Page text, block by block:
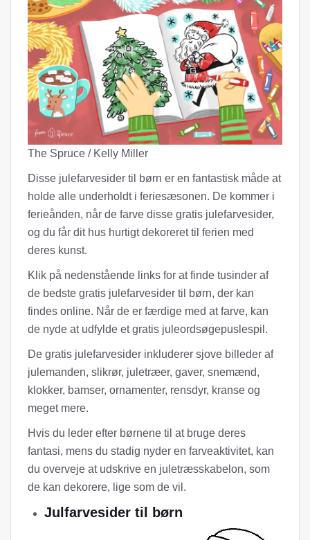
The Spruce / Kelly Miller
Disse julefarvesider til børn er en fantastisk måde at
holde alle underholdt i feriesæsonen. De kommer i
ferieånden, når de farve disse gratis julefarvesider,
og du får dit hus hurtigt dekoreret til ferien med
deres kunst.
Klik på nedenstående links for at finde tusinder af
de bedste gratis julefarvesider til børn, der kan
findes online. Når de er færdige med at farve, kan
de nyde at udfylde et gratis juleordsøgepuslespil.
De gratis julefarvesider inkluderer sjove billeder af
julemanden, slikrør, juletræer, gaver, snemænd,
klokker, bamser, ornamenter, rensdyr, kranse og
meget mere.
Hvis du leder efter børnene til at bruge deres
fantasi, mens du stadig nyder en farveaktivitet, kan
du overveje at udskrive en juletræsskabelon, som
de kan dekorere, lige som de vil.
Julfarvesider til børn